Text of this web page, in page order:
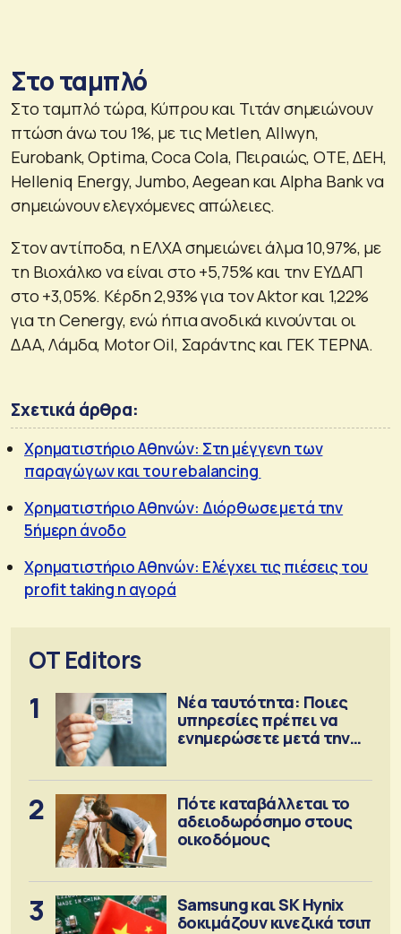
Στο ταμπλό
Στο ταμπλό τώρα, Κύπρου και Τιτάν σημειώνουν
πτώση άνω του 1%, με τις Metlen, Allwyn,
Eurobank, Optima, Coca Cola, Πειραιώς, ΟΤΕ, ΔΕΗ,
Helleniq Energy, Jumbo, Aegean και Alpha Bank να
σημειώνουν ελεγχόμενες απώλειες.
Στον αντίποδα, η ΕΛΧΑ σημειώνει άλμα 10,97%, με
τη Βιοχάλκο να είναι στο +5,75% και την ΕΥΔΑΠ
στο +3,05%. Κέρδη 2,93% για τον Aktor και 1,22%
για τη Cenergy, ενώ ήπια ανοδικά κινούνται οι
ΔΑΑ, Λάμδα, Motor Oil, Σαράντης και ΓΕΚ ΤΕΡΝΑ.
Σχετικά άρθρα:
Χρηματιστήριο Αθηνών: Στη μέγγενη των
παραγώγων και του rebalancing
Χρηματιστήριο Αθηνών: Διόρθωσε μετά την
5ήμερη άνοδο
Χρηματιστήριο Αθηνών: Ελέγχει τις πιέσεις του
profit taking η αγορά
OT Editors
1
Νέα ταυτότητα: Ποιες
υπηρεσίες πρέπει να
ενημερώσετε μετά την
2
Πότε καταβάλλεται το
αδειοδωρόσημο στους
οικοδόμους
3
Samsung και SK Hynix
δοκιμάζουν κινεζικά τσιπ